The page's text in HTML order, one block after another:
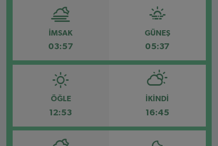
İMSAK
03:57
GÜNEŞ
05:37
ÖĞLE
12:53
İKINDI
16:45